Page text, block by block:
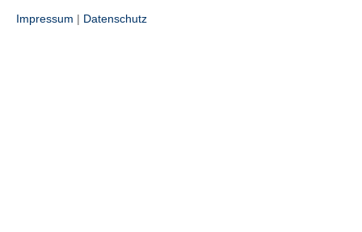
Impressum | Datenschutz